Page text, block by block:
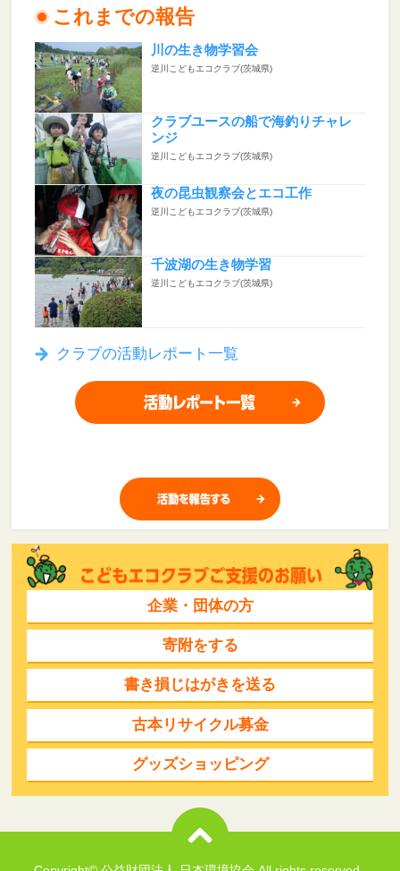
これまでの報告
川の生き物学習会
逆川こどもエコクラブ(茨城県)
クラブユースの船で海釣りチャレ
ンジ
逆川こどもエコクラブ(茨城県)
夜の昆虫観察会とエコ工作
逆川こどもエコクラブ(茨城県)
千波湖の生き物学習
逆川こどもエコクラブ(茨城県)
クラブの活動レポート一覧
企業・団体の方
寄附をする
書き損じはがきを送る
古本リサイクル募金
グッズショッピング